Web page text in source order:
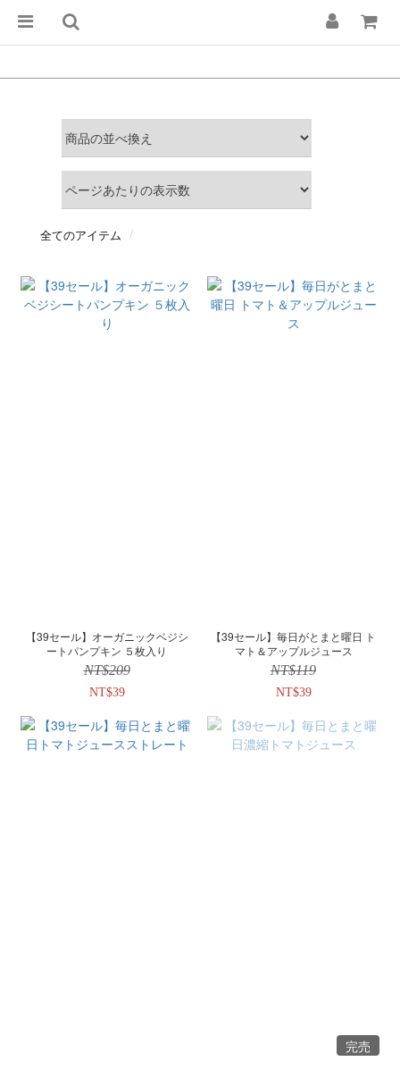
全てのアイテム
【39セール】オーガニックベジシ
ートパンプキン ５枚入り
NT$209
NT$39
【39セール】毎日がとまと曜日 ト
マト＆アップルジュース
NT$119
NT$39
完売